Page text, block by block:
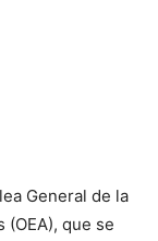
General de la
(OEA), que se